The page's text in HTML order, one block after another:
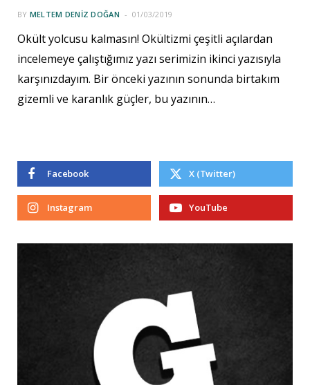
BY MELTEM DENIZ DOĞAN 01/03/2019
Okült yolcusu kalmasın! Okültizmi çeşitli açılardan
incelemeye çalıştığımız yazı serimizin ikinci yazısıyla
karşınızdayım. Bir önceki yazının sonunda birtakım
gizemli ve karanlık güçler, bu yazının…
Facebook X (Twitter)
Instagram YouTube